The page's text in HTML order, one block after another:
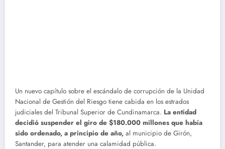
Un nuevo capítulo sobre el escándalo de corrupción de la Unidad
Nacional de Gestión del Riesgo tiene cabida en los estrados
judiciales del Tribunal Superior de Cundinamarca. La entidad
decidió suspender el giro de $180.000 millones que había
sido ordenado, a principio de año, al municipio de Girón,
Santander, para atender una calamidad pública.